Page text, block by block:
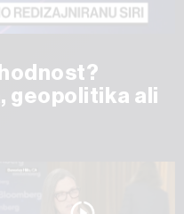
geopolitika ali